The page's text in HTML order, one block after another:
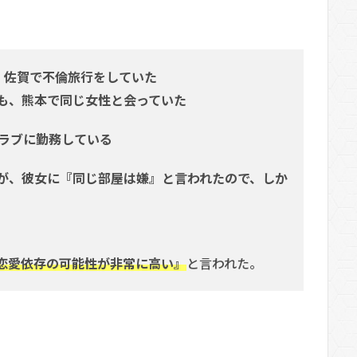
賀で不倫旅行をしていた
、熊本で同じ女性と会っていた
ブに勤務している
、彼女に『同じ部屋は嫌』と言われたので、しか
愛依存の可能性が非常に高い』と言われた。